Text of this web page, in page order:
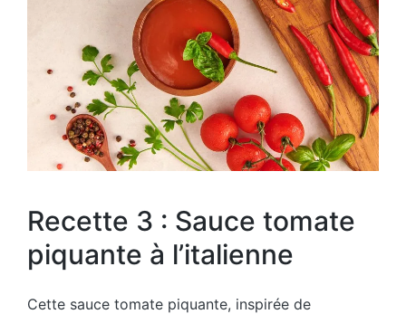
Recette 3 : Sauce tomate
piquante à l’italienne
Cette sauce tomate piquante, inspirée de